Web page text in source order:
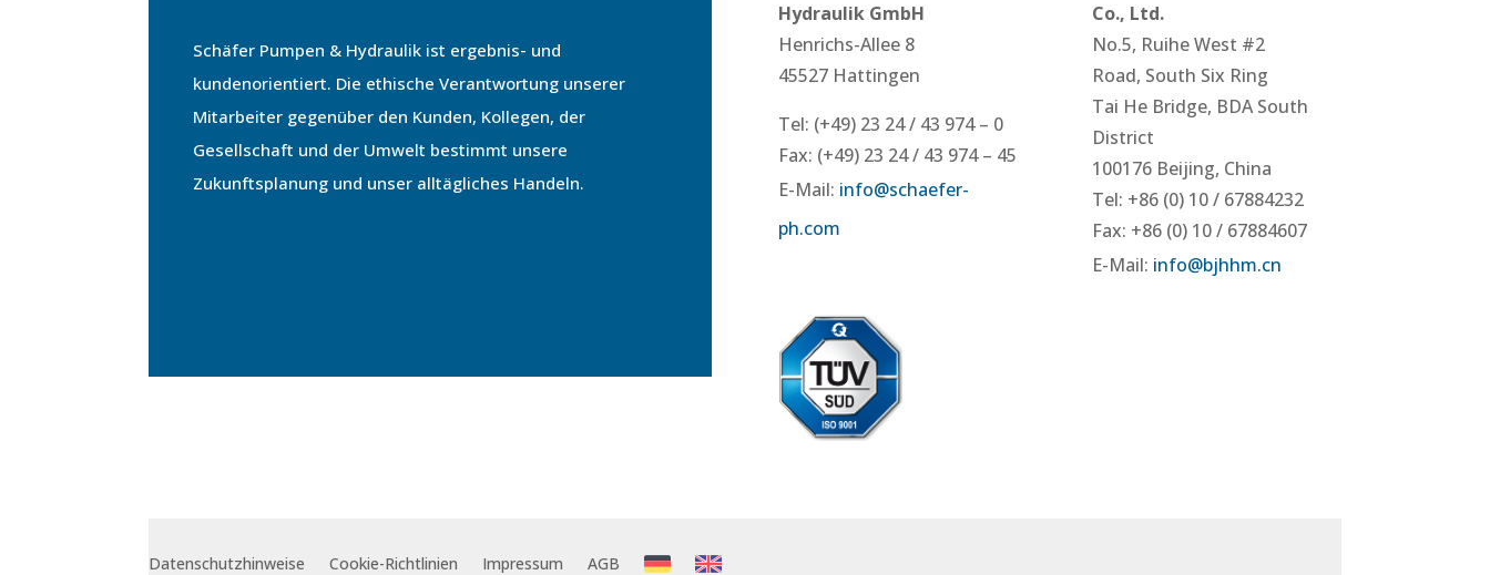
Schäfer Pumpen & Hydraulik ist ergebnis- und
kundenorientiert. Die ethische Verantwortung unserer
Mitarbeiter gegenüber den Kunden, Kollegen, der
Gesellschaft und der Umwelt bestimmt unsere
Zukunftsplanung und unser alltägliches Handeln.
Hydraulik GmbH
Henrichs-Allee 8
45527 Hattingen
Tel: (+49) 23 24 / 43 974 – 0
Fax: (+49) 23 24 / 43 974 – 45
E-Mail: info@schaefer-
ph.com
Co., Ltd.
No.5, Ruihe West #2
Road, South Six Ring
Tai He Bridge, BDA South
District
100176 Beijing, China
Tel: +86 (0) 10 / 67884232
Fax: +86 (0) 10 / 67884607
E-Mail: info@bjhhm.cn
Datenschutzhinweise Cookie-Richtlinien Impressum AGB